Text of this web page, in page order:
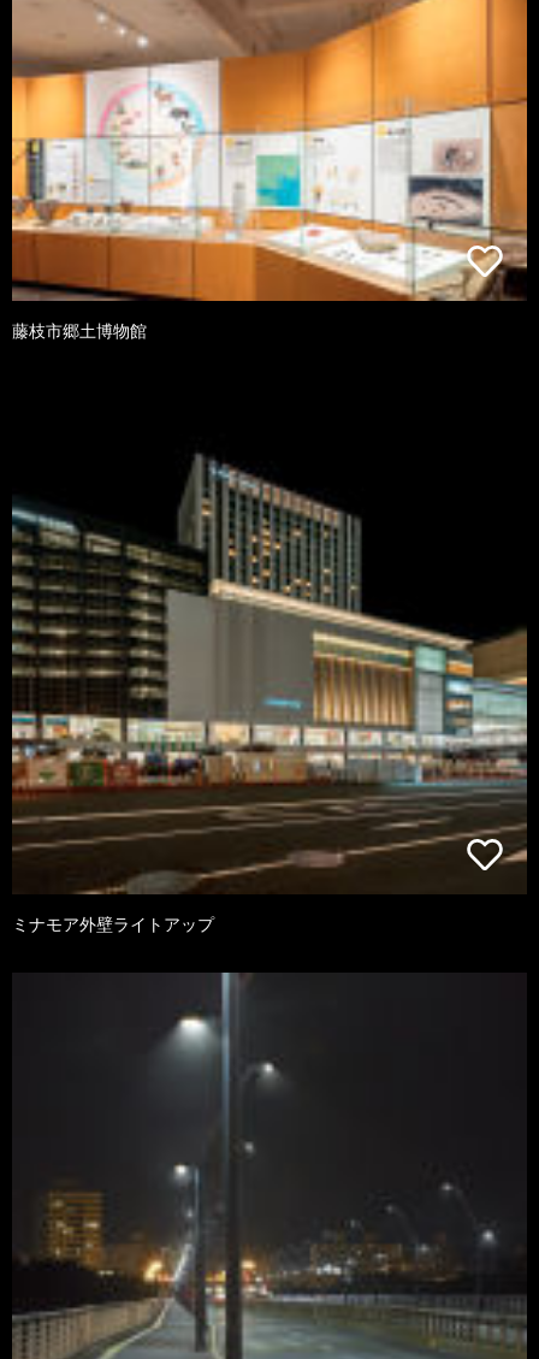
藤枝市郷土博物館
ミナモア外壁ライトアップ